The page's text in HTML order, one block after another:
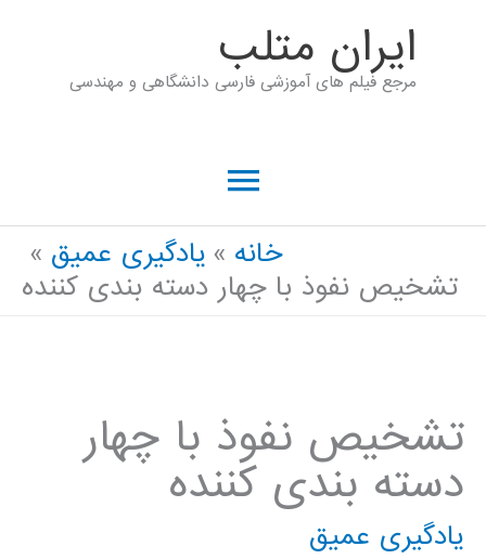
ايران متلب
مرجع فیلم های آموزشی فارسی دانشگاهی و مهندسی
فهرست
اصلی
خانه
یادگیری عمیق
تشخیص نفوذ با چهار دسته بندی کننده
تشخیص نفوذ با چهار
دسته بندی کننده
یادگیری عمیق